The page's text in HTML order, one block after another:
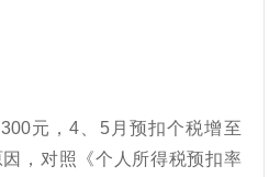
元，4、5月预扣个税增至
，对照《个人所得税预扣率